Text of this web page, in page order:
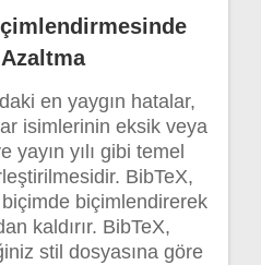
en yaygın hatalar,
isimlerinin eksik veya
yayın yılı gibi temel
BibTeX,
biçimde biçimlendirerek
kaldırır. BibTeX,
stil dosyasına göre